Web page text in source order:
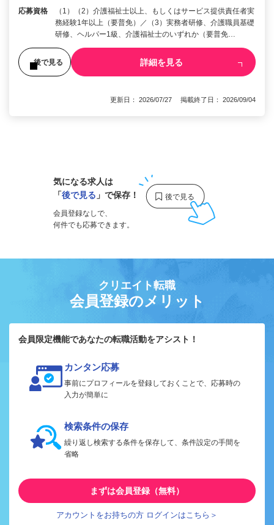
応募資格
（1）（2）介護福祉士以上、もしくはサービス提供責任者実
務経験1年以上（要普免）／（3）実務者研修、介護職員基礎
研修、ヘルパー1級、介護福祉士のいずれか（要普免…
後で見る 詳細を見る
更新日： 2026/07/27 掲載終了日： 2026/09/04
気になる求人は
「後で見る 」で保存！
会員登録なしで、
何件でも応募できます。
クリエイト転職
会員登録のメリット
会員限定機能であなたの転職活動をアシスト！
カンタン応募
事前にプロフィールを登録しておくことで、応募時の
入力が簡単に
検索条件の保存
繰り返し検索する条件を保存して、条件設定の手間を
省略
まずは会員登録（無料）
アカウントをお持ちの方 ログインはこちら＞